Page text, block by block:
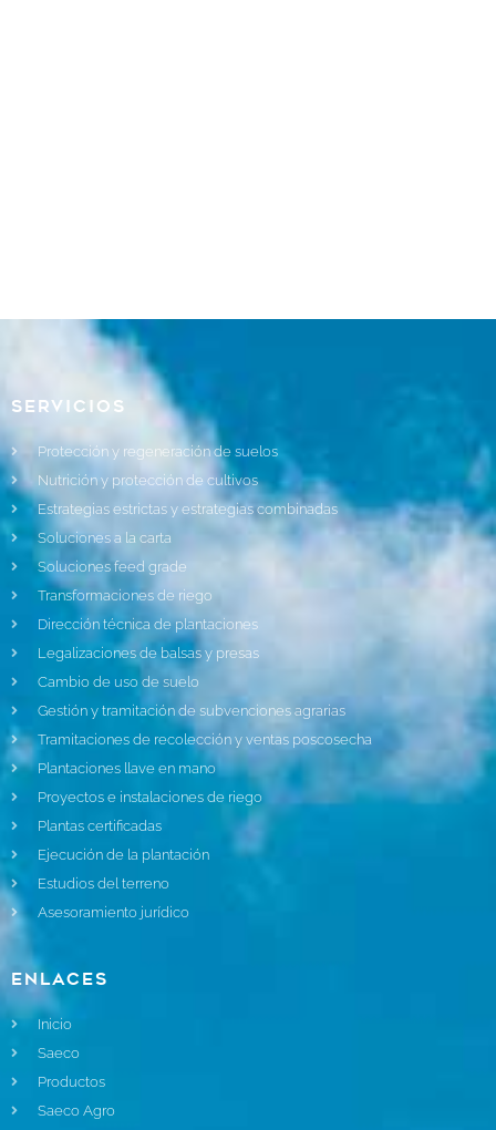
Servicios
Protección y regeneración de suelos
Nutrición y protección de cultivos
Estrategias estrictas y estrategias combinadas
Soluciones a la carta
Soluciones feed grade
Transformaciones de riego
Dirección técnica de plantaciones
Legalizaciones de balsas y presas
Cambio de uso de suelo
Gestión y tramitación de subvenciones agrarias
Tramitaciones de recolección y ventas poscosecha
Plantaciones llave en mano
Proyectos e instalaciones de riego
Plantas certificadas
Ejecución de la plantación
Estudios del terreno
Asesoramiento jurídico
Enlaces
Inicio
Saeco
Productos
Saeco Agro